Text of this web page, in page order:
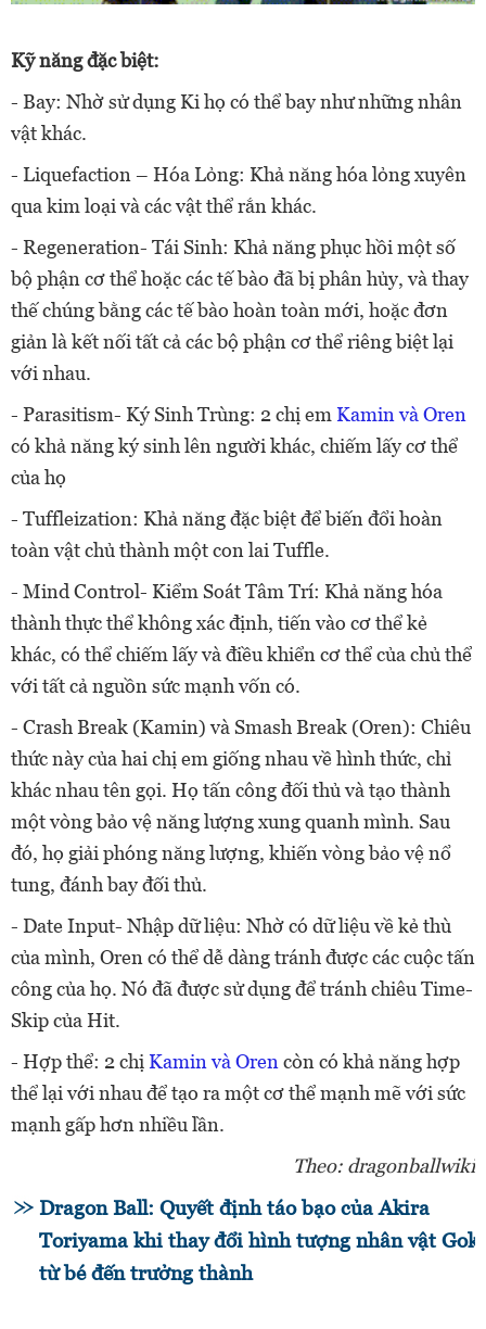
Kỹ năng đặc biệt:
- Bay: Nhờ sử dụng Ki họ có thể bay như những nhân
vật khác.
- Liquefaction – Hóa Lỏng: Khả năng hóa lỏng xuyên
qua kim loại và các vật thể rắn khác.
- Regeneration- Tái Sinh: Khả năng phục hồi một số
bộ phận cơ thể hoặc các tế bào đã bị phân hủy, và thay
thế chúng bằng các tế bào hoàn toàn mới, hoặc đơn
giản là kết nối tất cả các bộ phận cơ thể riêng biệt lại
với nhau.
- Parasitism- Ký Sinh Trùng: 2 chị em Kamin và Oren
có khả năng ký sinh lên người khác, chiếm lấy cơ thể
của họ
- Tuffleization: Khả năng đặc biệt để biến đổi hoàn
toàn vật chủ thành một con lai Tuffle.
- Mind Control- Kiểm Soát Tâm Trí: Khả năng hóa
thành thực thể không xác định, tiến vào cơ thể kẻ
khác, có thể chiếm lấy và điều khiển cơ thể của chủ thể
với tất cả nguồn sức mạnh vốn có.
- Crash Break (Kamin) và Smash Break (Oren): Chiêu
thức này của hai chị em giống nhau về hình thức, chỉ
khác nhau tên gọi. Họ tấn công đối thủ và tạo thành
một vòng bảo vệ năng lượng xung quanh mình. Sau
đó, họ giải phóng năng lượng, khiến vòng bảo vệ nổ
tung, đánh bay đối thủ.
- Date Input- Nhập dữ liệu: Nhờ có dữ liệu về kẻ thù
của mình, Oren có thể dễ dàng tránh được các cuộc tấn
công của họ. Nó đã được sử dụng để tránh chiêu Time-
Skip của Hit.
- Hợp thể: 2 chị Kamin và Oren còn có khả năng hợp
thể lại với nhau để tạo ra một cơ thể mạnh mẽ với sức
mạnh gấp hơn nhiều lần.
Theo: dragonballwiki
Dragon Ball: Quyết định táo bạo của Akira
Toriyama khi thay đổi hình tượng nhân vật
từ bé đến trưởng thành